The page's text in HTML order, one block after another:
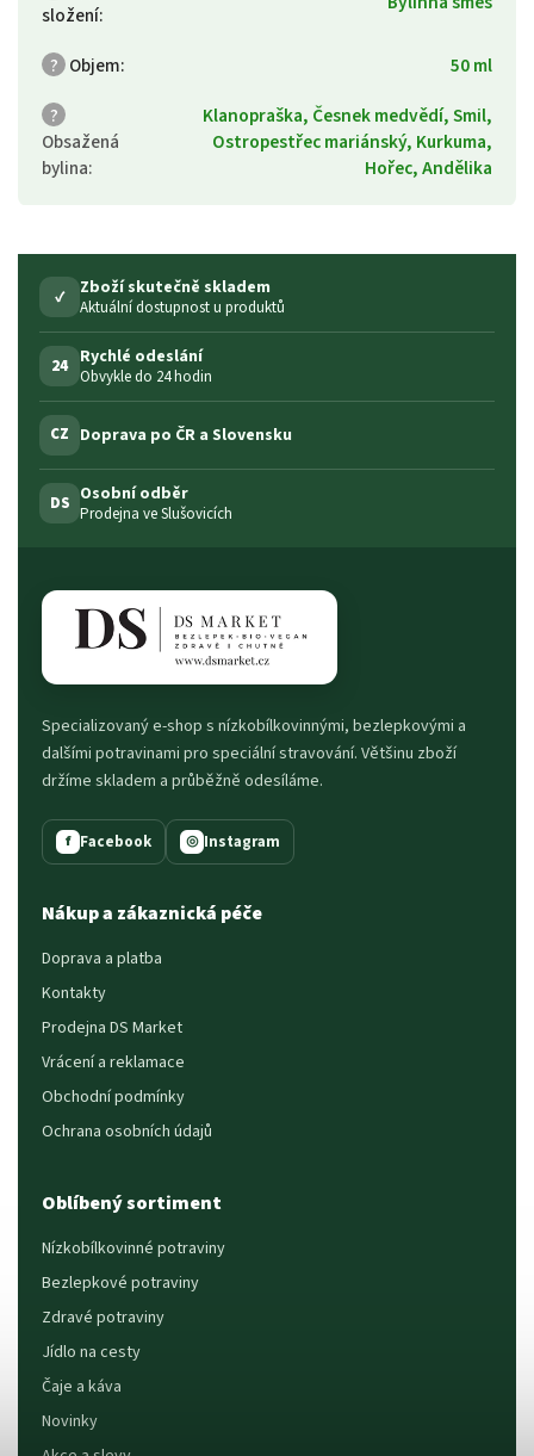
složení:
? Objem:
50 ml
?
Obsažená
bylina:
Klanopraška, Česnek medvědí, Smil,
Ostropestřec mariánský, Kurkuma,
Hořec, Andělika
✓ Zboží skutečně skladem
Aktuální dostupnost u produktů
24 Rychlé odeslání
Obvykle do 24 hodin
CZ Doprava po ČR a Slovensku
DS Osobní odběr
Prodejna ve Slušovicích
Specializovaný e-shop s nízkobílkovinnými, bezlepkovými a
dalšími potravinami pro speciální stravování. Většinu zboží
držíme skladem a průběžně odesíláme.
f Facebook ◎ Instagram
Nákup a zákaznická péče
Doprava a platba
Kontakty
Prodejna DS Market
Vrácení a reklamace
Obchodní podmínky
Ochrana osobních údajů
Oblíbený sortiment
Nízkobílkovinné potraviny
Bezlepkové potraviny
Zdravé potraviny
Jídlo na cesty
Čaje a káva
Novinky